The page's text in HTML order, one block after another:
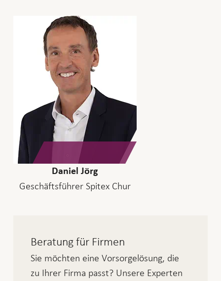
Daniel Jörg
Geschäftsführer Spitex Chur
Beratung für Firmen
Sie möchten eine Vorsorgelösung, die
zu Ihrer Firma passt? Unsere Experten